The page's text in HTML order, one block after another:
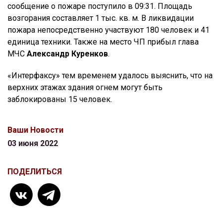
сообщение о пожаре поступило в 09:31. Площадь
возгорания составляет 1 тыс. кв. м. В ликвидации
пожара непосредственно участвуют 180 человек и 41
единица техники. Также на место ЧП прибыл глава
МЧС Александр Куренков.
«Интерфаксу» тем временем удалось выяснить, что на
верхних этажах здания огнем могут быть
заблокированы 15 человек.
Ваши Новости
03 июня 2022
ПОДЕЛИТЬСЯ